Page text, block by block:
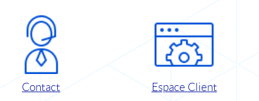
Contact Espace Client